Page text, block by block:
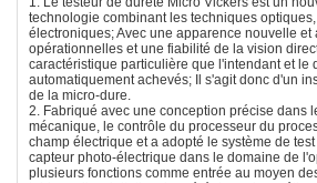
technologie combinant les techniques
électroniques; Avec une apparence nouvelle et
opérationnelles et une fiabilité de la vision
caractéristique particulière que l'intendant et le
automatiquement achevés; Il s'agit donc d'un
de la micro-dure.
2. Fabriqué avec une conception précise dans
mécanique, le contrôle du processeur du
champ électrique et a adopté le système de
capteur photo-électrique dans le domaine de
plusieurs fonctions comme entrée au moyen